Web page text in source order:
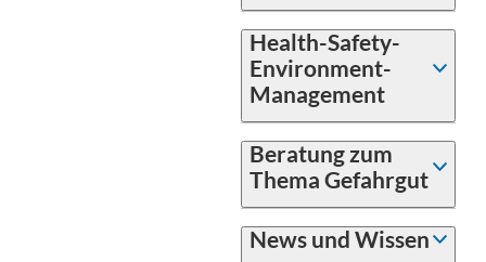
Health-Safety-
Environment-
Management
Beratung zum
Thema Gefahrgut
News und Wissen